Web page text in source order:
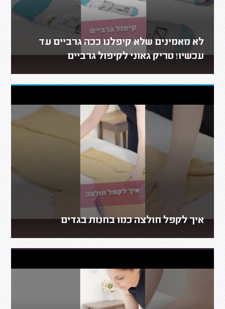
לא מאמינים שלא קיפלנו ככה גרביים עד
עכשיו! טריק גאוני לקיפול גרביים
איך לקפל חולצה כמו בחנות בגדים